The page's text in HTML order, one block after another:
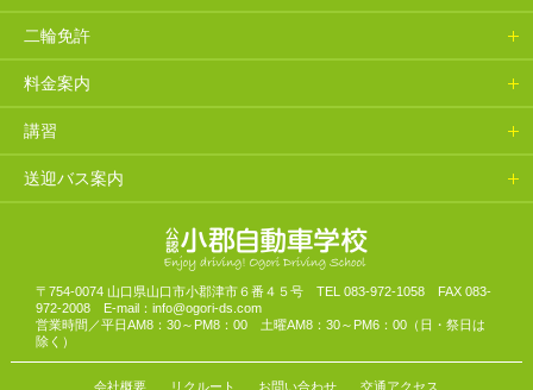
二輪免許
料金案内
講習
送迎バス案内
山口県小郡自動車学校
〒754-0074 山口県山口市小郡津市６番４５号 TEL 083-972-1058 FAX 083-
972-2008 E-mail：info@ogori-ds.com
営業時間／平日AM8：30～PM8：00 土曜AM8：30～PM6：00（日・祭日は
除く）
会社概要 リクルート お問い合わせ 交通アクセス